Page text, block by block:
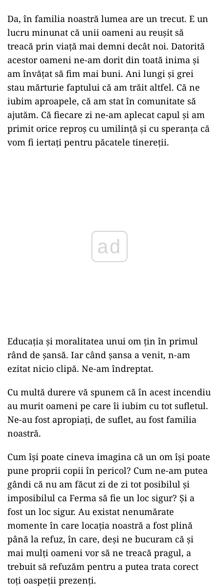
Da, în familia noastră lumea are un trecut. E un
lucru minunat că unii oameni au reușit să
treacă prin viață mai demni decât noi. Datorită
acestor oameni ne-am dorit din toată inima și
am învățat să fim mai buni. Ani lungi și grei
stau mărturie faptului că am trăit altfel. Că ne
iubim aproapele, că am stat în comunitate să
ajutăm. Că fiecare zi ne-am aplecat capul și am
primit orice reproș cu umilință și cu speranța că
vom fi iertați pentru păcatele tinereții.
ad
Educația și moralitatea unui om țin în primul
rând de șansă. Iar când șansa a venit, n-am
ezitat nicio clipă. Ne-am îndreptat.
Cu multă durere vă spunem că în acest incendiu
au murit oameni pe care îi iubim cu tot sufletul.
Ne-au fost apropiați, de suflet, au fost familia
noastră.
Cum își poate cineva imagina că un om își poate
pune proprii copii în pericol? Cum ne-am putea
gândi că nu am făcut zi de zi tot posibilul și
imposibilul ca Ferma să fie un loc sigur? Și a
fost un loc sigur. Au existat nenumărate
momente în care locația noastră a fost plină
până la refuz, în care, deși ne bucuram că și
mai mulți oameni vor să ne treacă pragul, a
trebuit să refuzăm pentru a putea trata corect
toți oaspeții prezenți.